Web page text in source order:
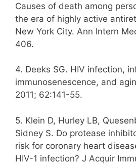
Causes of death among
the era of highly active
New York City. Ann Intern
406.
4. Deeks SG. HIV infection,
immunosenescence, and
2011; 62:141-55.
5. Klein D, Hurley LB,
Sidney S. Do protease
risk for coronary heart
HIV-1 infection? J Acquir